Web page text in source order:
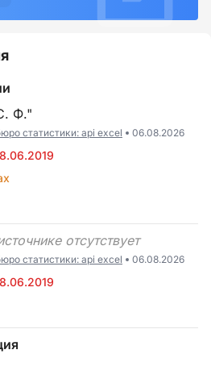
Ф."
статистики: api excel 06.08.2026
отсутствует
статистики: api excel 06.08.2026